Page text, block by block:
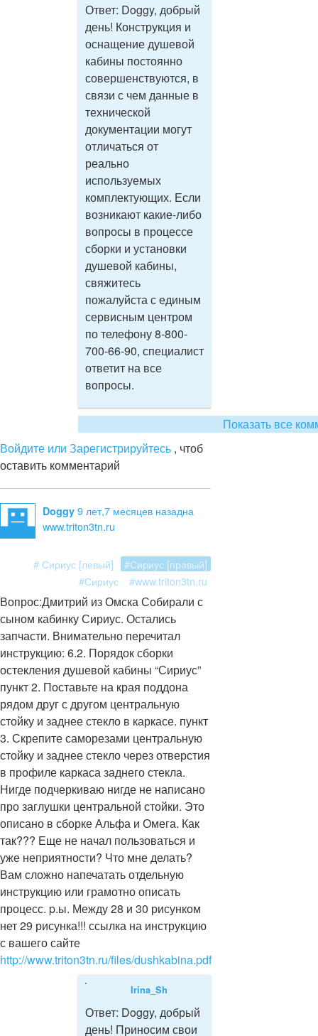
Ответ: Doggy, добрый
день! Конструкция и
оснащение душевой
кабины постоянно
совершенствуются, в
связи с чем данные в
технической
документации могут
отличаться от
реально
используемых
комплектующих. Если
возникают какие-либо
вопросы в процессе
сборки и установки
душевой кабины,
свяжитесь
пожалуйста с единым
сервисным центром
по телефону 8-800-
700-66-90, специалист
ответит на все
вопросы.
Показать все
Войдите или Зарегистрируйтесь , чтоб
оставить комментарий
Doggy 9 лет,7 месяцев назадна
www.triton3tn.ru
# Сириус [левый]
#Сириус [правый]
#Сириус
#www.triton3tn.ru
Вопрос:Дмитрий из Омска Собирали с
сыном кабинку Сириус. Остались
запчасти. Внимательно перечитал
инструкцию: 6.2. Порядок сборки
остекления душевой кабины “Сириус”
пункт 2. Поставьте на края поддона
рядом друг с другом центральную
стойку и заднее стекло в каркасе. пункт
3. Скрепите саморезами центральную
стойку и заднее стекло через отверстия
в профиле каркаса заднего стекла.
Нигде подчеркиваю нигде не написано
про заглушки центральной стойки. Это
описано в сборке Альфа и Омега. Как
так??? Еще не начал пользоваться и
уже неприятности? Что мне делать?
Вам сложно напечатать отдельную
инструкцию или грамотно описать
процесс. p.ы. Между 28 и 30 рисунком
нет 29 рисунка!!! ссылка на инструкцию
с вашего сайте
http://www.triton3tn.ru/files/dushkabina.pdf
Irina_Sh
Ответ: Doggy, добрый
день! Приносим свои